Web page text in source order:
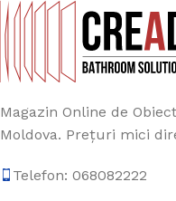
Magazin Online de
Moldova. Prețuri mici
Telefon: 068082222